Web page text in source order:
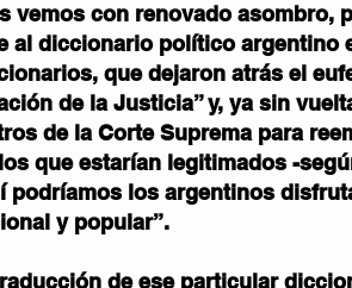
vemos con renovado asombro,
al diccionario político argentino
que dejaron atrás el
de la Justicia” y, ya sin
de la Corte Suprema para
los que estarían legitimados -
podríamos los argentinos
y popular”.
de ese particular